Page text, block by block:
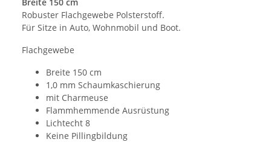
Robuster Flachgewebe Polsterstoff.
Für Sitze in Auto, Wohnmobil und Boot.
Flachgewebe
Breite 150 cm
1,0 mm Schaumkaschierung
mit Charmeuse
Flammhemmende Ausrüstung
Lichtecht 8
Keine Pillingbildung